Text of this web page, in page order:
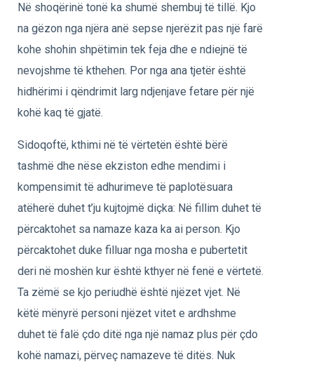
Në shoqërinë tonë ka shumë shembuj të tillë. Kjo
na gëzon nga njëra anë sepse njerëzit pas një farë
kohe shohin shpëtimin tek feja dhe e ndiejnë të
nevojshme të kthehen. Por nga ana tjetër është
hidhërimi i qëndrimit larg ndjenjave fetare për një
kohë kaq të gjatë.
Sidoqoftë, kthimi në të vërtetën është bërë
tashmë dhe nëse ekziston edhe mendimi i
kompensimit të adhurimeve të paplotësuara
atëherë duhet t’ju kujtojmë diçka: Në fillim duhet të
përcaktohet sa namaze kaza ka ai person. Kjo
përcaktohet duke filluar nga mosha e pubertetit
deri në moshën kur është kthyer në fenë e vërtetë.
Ta zëmë se kjo periudhë është njëzet vjet. Në
këtë mënyrë personi njëzet vitet e ardhshme
duhet të falë çdo ditë nga një namaz plus për çdo
kohë namazi, përveç namazeve të ditës. Nuk